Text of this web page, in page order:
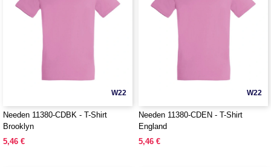
W22
Needen 11380-CDBK - T-Shirt
Brooklyn
5,46 €
W22
Needen 11380-CDEN - T-Shirt
England
5,46 €